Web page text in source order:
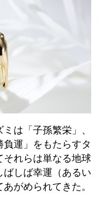
は「子孫繁栄」、
負運」をもたらすタ
れらは単なる地球
ばしば幸運（あるい
がめられてきた。